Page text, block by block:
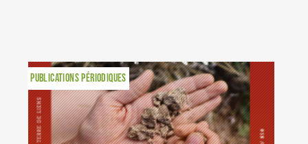
PUBLICATIONS PÉRIODIQUES